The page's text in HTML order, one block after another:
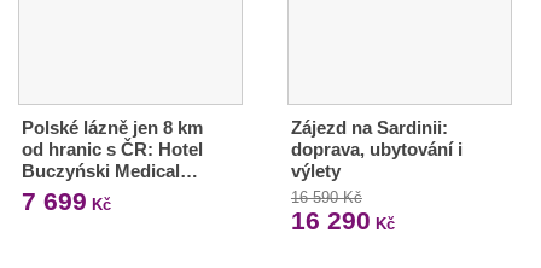
Polské lázně jen 8 km
od hranic s ČR: Hotel
Buczyński Medical…
7 699 Kč
Zájezd na Sardinii:
doprava, ubytování i
výlety
16 590 Kč
16 290 Kč